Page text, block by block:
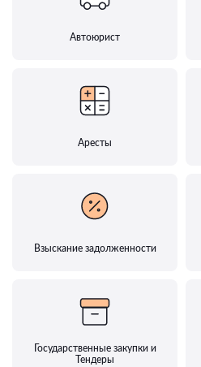
Автоюрист
Аресты
Взыскание задолженности
Государственные закупки и
Тендеры